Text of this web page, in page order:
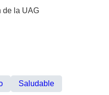
de la UAG
Saludable